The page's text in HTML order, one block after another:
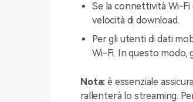
Se la connettività Wi-
velocità di download.
Per gli utenti di dati
Wi-Fi. In questo modo,
Nota: è essenziale
rallenterà lo streaming.